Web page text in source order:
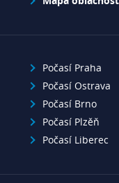
Počasí Praha
Počasí Ostrava
Počasí Brno
Počasí Plzěň
Počasí Liberec